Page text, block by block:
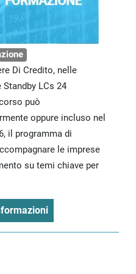
Di Credito, nelle
Standby LCs 24
può
oppure incluso nel
il programma di
le imprese
su temi chiave per